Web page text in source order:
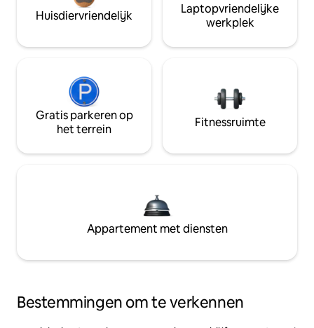
Huisdiervriendelijk
Laptopvriendelijke
werkplek
Gratis parkeren op
het terrein
Fitnessruimte
Appartement met diensten
Bestemmingen om te verkennen